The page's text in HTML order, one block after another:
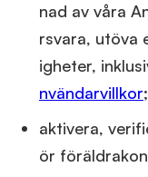
nad av våra
rsvara, utöva
igheter,
nvändarvillkor;
aktivera,
ör